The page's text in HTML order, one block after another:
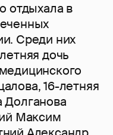
отдыхала в
Среди них
дочь
16-летняя
Долганова
Максим